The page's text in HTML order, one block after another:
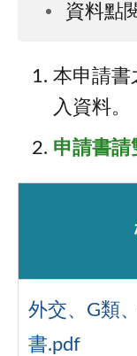
資料點
本申請書
入資料。
申請書請
外交、G類
書.pdf